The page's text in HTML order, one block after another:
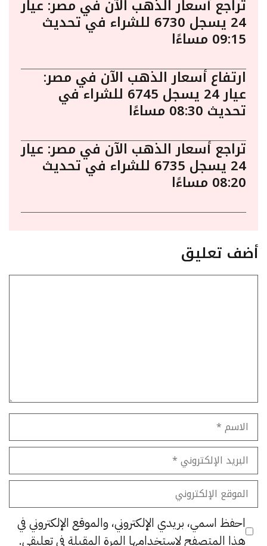
تراجع أسعار الذهب الآن في مصر: عيار
24 يسجل 6730 للشراء في تحديث
09:15 مساءًا
ارتفاع أسعار الذهب الآن في مصر:
عيار 24 يسجل 6745 للشراء في
تحديث 08:30 مساءًا
تراجع أسعار الذهب الآن في مصر: عيار
24 يسجل 6735 للشراء في تحديث
08:20 مساءًا
أضف تعليق
الاسم
البريد
الإلكتروني
الموقع
الإلكتروني
احفظ اسمي، بريدي الإلكتروني، والموقع الإلكتروني في
هذا المتصفح لاستخدامها المرة المقبلة في تعليقي.